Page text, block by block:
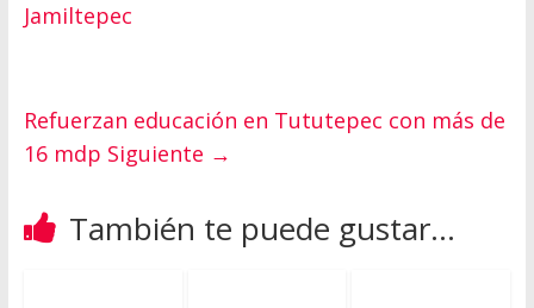
Jamiltepec
Refuerzan educación en Tututepec con más de
16 mdp Siguiente →
También te puede gustar...